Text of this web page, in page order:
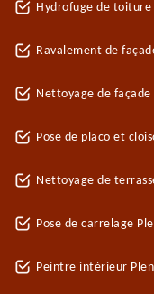
Hydrofuge de toiture
Ravalement de
Nettoyage de façade
Pose de placo et
Nettoyage de
Pose de carrelage
Peintre intérieur